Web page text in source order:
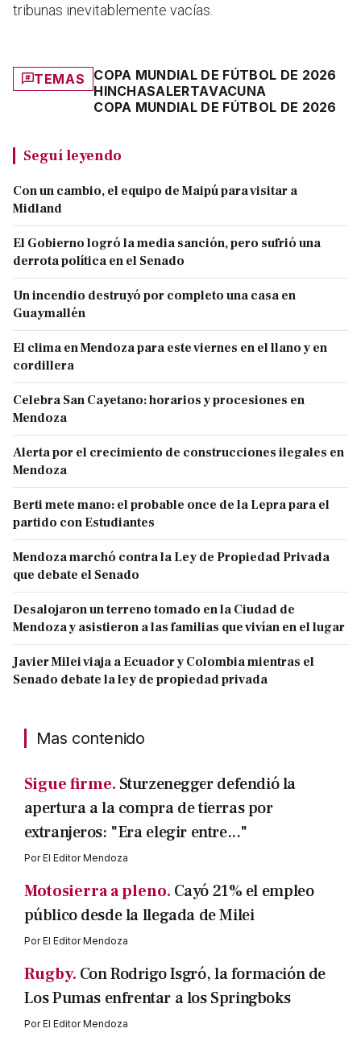
tribunas inevitablemente vacías.
TEMAS
COPA MUNDIAL DE FÚTBOL DE 2026
HINCHASALERTAVACUNA
COPA MUNDIAL DE FÚTBOL DE 2026
Seguí leyendo
Con un cambio, el equipo de Maipú para visitar a
Midland
El Gobierno logró la media sanción, pero sufrió una
derrota política en el Senado
Un incendio destruyó por completo una casa en
Guaymallén
El clima en Mendoza para este viernes en el llano y en
cordillera
Celebra San Cayetano: horarios y procesiones en
Mendoza
Alerta por el crecimiento de construcciones ilegales en
Mendoza
Berti mete mano: el probable once de la Lepra para el
partido con Estudiantes
Mendoza marchó contra la Ley de Propiedad Privada
que debate el Senado
Desalojaron un terreno tomado en la Ciudad de
Mendoza y asistieron a las familias que vivían en el lugar
Javier Milei viaja a Ecuador y Colombia mientras el
Senado debate la ley de propiedad privada
Mas contenido
Sigue firme. Sturzenegger defendió la
apertura a la compra de tierras por
extranjeros: "Era elegir entre..."
PorEl Editor Mendoza
Motosierra a pleno. Cayó 21% el empleo
público desde la llegada de Milei
PorEl Editor Mendoza
Rugby. Con Rodrigo Isgró, la formación de
Los Pumas enfrentar a los Springboks
PorEl Editor Mendoza